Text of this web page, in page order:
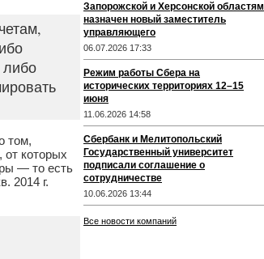
либо
том,
от которых
— то есть
2014 г.
Запорожской и Херсонской областям
назначен новый заместитель
управляющего
06.07.2026 17:33
Режим работы Сбера на
исторических территориях 12–15
июня
11.06.2026 14:58
Сбербанк и Мелитопольский
Государственный университет
подписали соглашение о
сотрудничестве
10.06.2026 13:44
Все новости компаний